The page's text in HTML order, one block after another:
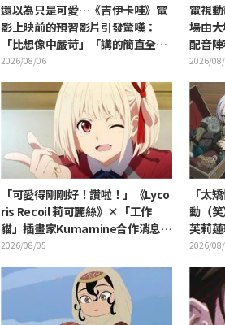
還以為只是可愛…《吉伊卡哇》電
影上映前的預習影片引發驚嘆：
「比想像中嚴苛」「講的簡直全都
是勞動的事」反差感驚呆網友
2026/08/06
電視
場由
配音
2026/
「可愛得剛剛好！讚啦！」《Lyco
ris Recoil 莉可麗絲》×「工作
貓」插畫家Kumamine合作消息公
開 引發「讚啦！」熱烈迴響
2026/08/05
「太
動（
芙莉
芙莉
2026/